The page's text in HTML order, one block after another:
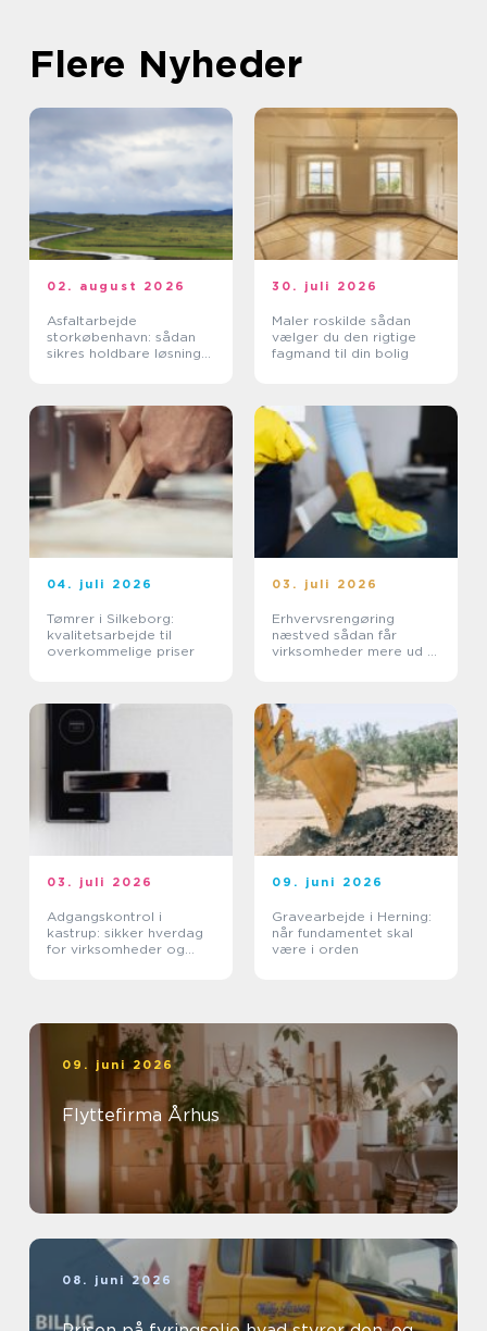
Flere Nyheder
02. august 2026
Asfaltarbejde
storkøbenhavn: sådan
sikres holdbare løsninger
30. juli 2026
Maler roskilde sådan
vælger du den rigtige
fagmand til din bolig
04. juli 2026
Tømrer i Silkeborg:
kvalitetsarbejde til
overkommelige priser
03. juli 2026
Erhvervsrengøring
næstved sådan får
virksomheder mere ud af
03. juli 2026
Adgangskontrol i
kastrup: sikker hverdag
for virksomheder og
09. juni 2026
Gravearbejde i Herning:
når fundamentet skal
være i orden
09. juni 2026
Flyttefirma Århus
08. juni 2026